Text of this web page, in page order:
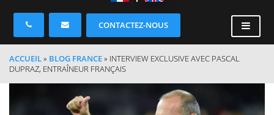
CONTACTEZ-NOUS
ACCUEIL» BLOG FRANCE» INTERVIEW EXCLUSIVE AVEC PASCAL
DUPRAZ, ENTRAÎNEUR FRANÇAIS